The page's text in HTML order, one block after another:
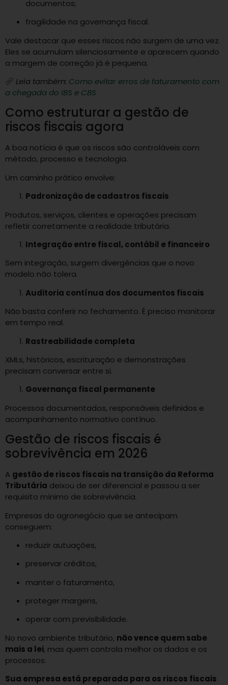
documentos;
fragilidade na governança fiscal.
Vale destacar que esses riscos não surgem de uma vez.
Eles se acumulam silenciosamente e aparecem quando
a margem de correção já é pequena.
Leia também: Como evitar erros de faturamento com
a chegada do IBS e CBS
Como estruturar a gestão de
riscos fiscais agora
A boa notícia é que os riscos são controláveis com
método, processo e tecnologia.
Um caminho prático envolve:
Padronização de cadastros fiscais
Produtos, serviços, clientes e operações precisam
refletir corretamente a realidade tributária.
Integração entre fiscal, contábil e financeiro
Sem integração, surgem divergências que o novo
modelo não tolera.
Auditoria contínua dos documentos fiscais
Não basta conferir no fechamento. É preciso monitorar
em tempo real.
Rastreabilidade completa
XMLs, históricos, escrituração e demonstrações
precisam conversar entre si.
Governança fiscal permanente
Processos documentados, responsáveis definidos e
acompanhamento normativo contínuo.
Gestão de riscos fiscais é
sobrevivência em 2026
A gestão de riscos fiscais na transição da Reforma
Tributária deixou de ser diferencial e passou a ser
requisito mínimo de sobrevivência.
Empresas do agronegócio que se antecipam
conseguem:
reduzir autuações,
preservar créditos,
manter o faturamento,
proteger margens,
operar com previsibilidade.
No novo ambiente tributário, não vence quem sabe
mais a lei, mas quem controla melhor os dados e os
processos.
Sua empresa está preparada para os riscos fiscais